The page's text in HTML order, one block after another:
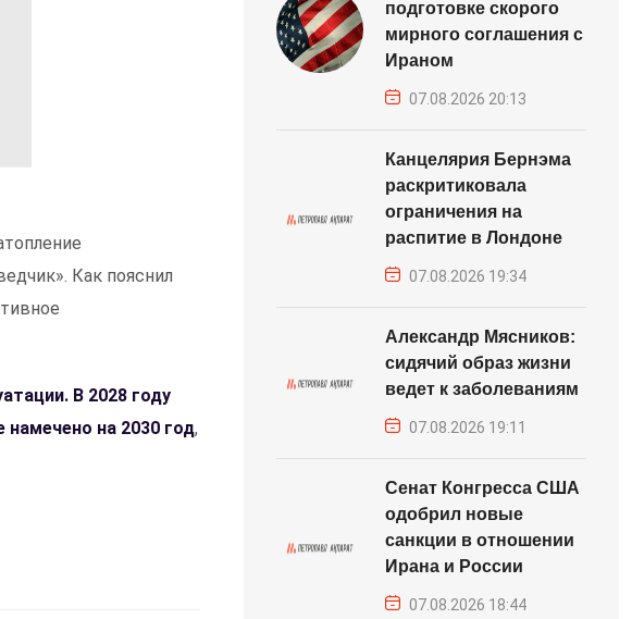
Как пояснил
В 2028 году
на 2030 год,
подготовке скорого
мирного соглашения с
Ираном
07.08.2026 20:13
Канцелярия Бернэма
раскритиковала
ограничения на
распитие в Лондоне
07.08.2026 19:34
Александр Мясников:
сидячий образ жизни
ведет к заболеваниям
07.08.2026 19:11
Сенат Конгресса США
одобрил новые
санкции в отношении
Ирана и России
07.08.2026 18:44